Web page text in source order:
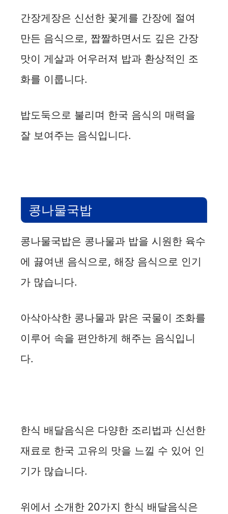
간장게장은 신선한 꽃게를 간장에 절여
만든 음식으로, 짭짤하면서도 깊은 간장
맛이 게살과 어우러져 밥과 환상적인 조
화를 이룹니다.
밥도둑으로 불리며 한국 음식의 매력을
잘 보여주는 음식입니다.
콩나물국밥
콩나물국밥은 콩나물과 밥을 시원한 육수
에 끓여낸 음식으로, 해장 음식으로 인기
가 많습니다.
아삭아삭한 콩나물과 맑은 국물이 조화를
이루어 속을 편안하게 해주는 음식입니
다.
한식 배달음식은 다양한 조리법과 신선한
재료로 한국 고유의 맛을 느낄 수 있어 인
기가 많습니다.
위에서 소개한 20가지 한식 배달음식은